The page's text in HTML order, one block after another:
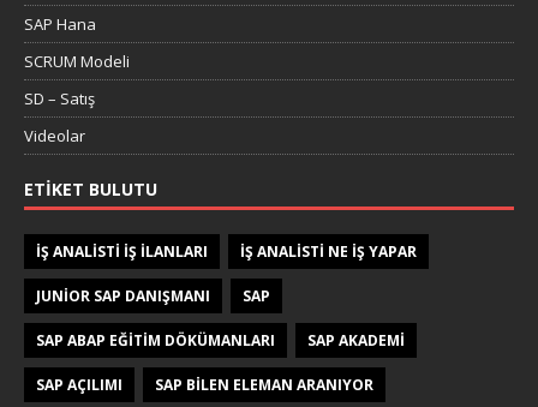
SAP Hana
SCRUM Modeli
SD – Satış
Videolar
ETIKET BULUTU
IŞ ANALISTI IŞ ILANLARI IŞ ANALISTI NE IŞ YAPAR
JUNIOR SAP DANIŞMANI SAP
SAP ABAP EĞITIM DÖKÜMANLARI SAP AKADEMI
SAP AÇILIMI SAP BILEN ELEMAN ARANIYOR